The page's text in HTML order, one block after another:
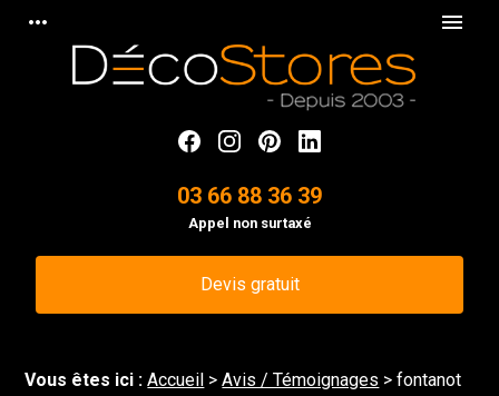
more_horiz menu
03 66 88 36 39
Appel non surtaxé
Devis gratuit
Vous êtes ici :Accueil >Avis / Témoignages >fontanot